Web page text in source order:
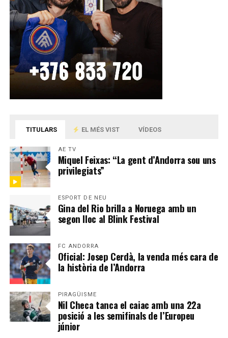
TITULARS EL MÉS VIST VÍDEOS
AE TV
Miquel Feixas: “La gent d’Andorra sou uns
privilegiats”
ESPORT DE NEU
Gina del Rio brilla a Noruega amb un
segon lloc al Blink Festival
FC ANDORRA
Oficial: Josep Cerdà, la venda més cara de
la història de l’Andorra
PIRAGÜISME
Nil Checa tanca el caiac amb una 22a
posició a les semifinals de l’Europeu
júnior